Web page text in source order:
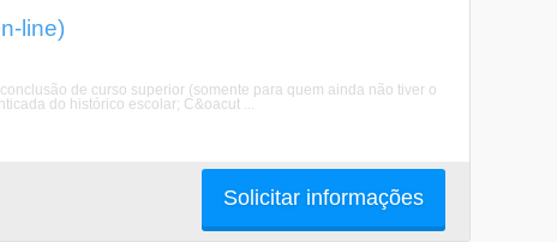
line)
de curso superior (somente para quem ainda não tiver o
do histórico escolar; C&oacut ...
Solicitar informações